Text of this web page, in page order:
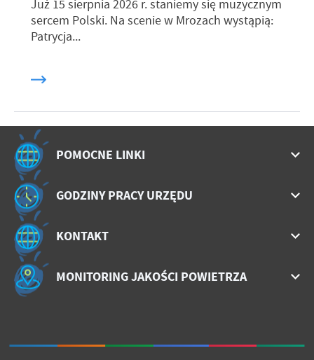
Już 15 sierpnia 2026 r. staniemy się muzycznym
sercem Polski. Na scenie w Mrozach wystąpią:
Patrycja...
POMOCNE LINKI
GODZINY PRACY URZĘDU
KONTAKT
MONITORING JAKOŚCI POWIETRZA